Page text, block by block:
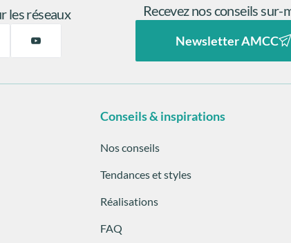
les réseaux Recevez nos conseils sur-
Newsletter AMCC
Conseils & inspirations
Nos conseils
Tendances et styles
Réalisations
FAQ